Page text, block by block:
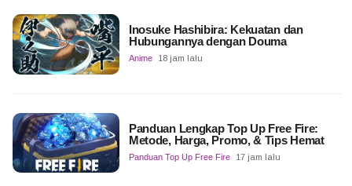
Inosuke Hashibira: Kekuatan dan
Hubungannya dengan Douma
Anime 18 jam lalu
Panduan Lengkap Top Up Free Fire:
Metode, Harga, Promo, & Tips Hemat
Panduan Top Up Free Fire 17 jam lalu